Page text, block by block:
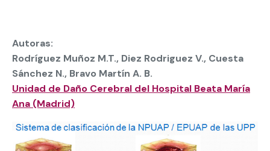
Autoras:
Rodríguez Muñoz M.T., Diez Rodriguez V., Cuesta
Sánchez N., Bravo Martín A. B.
Unidad de Daño Cerebral del Hospital Beata María
Ana (Madrid)